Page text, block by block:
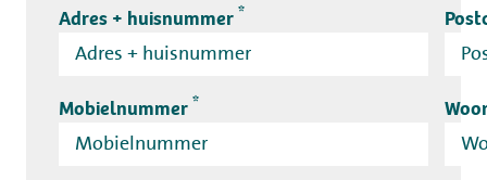
Adres + huisnummer *
Mobielnummer *